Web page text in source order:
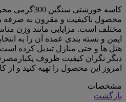
محصول باکیفیت و مقرون به صرفه
مختلف است. مزایایی مانند وزن
ایمن و بسته بندی عمده آن را به
هتل ها و حتی منازل تبدیل کرده
دیگر نگران کیفیت ظروف
امروز این محصول را تهیه کنید و از
مشخصات
بازگشت